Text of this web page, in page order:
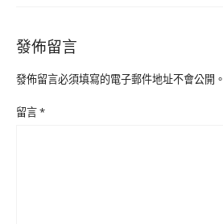
發佈留言
發佈留言必須填寫的電子郵件地址不會公開。
留言*